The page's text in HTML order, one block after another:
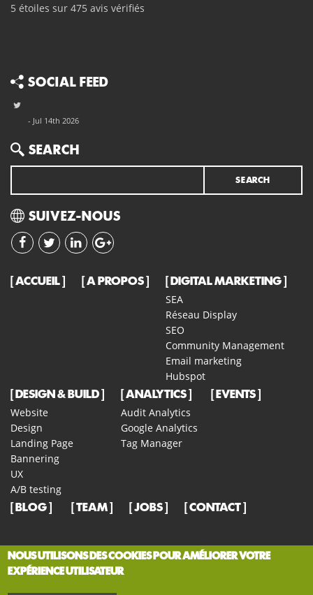
5 étoiles sur 475 avis vérifiés
SOCIAL FEED
- Jul 14th 2026
SEARCH
Search
SUIVEZ-NOUS
ACCUEIL A PROPOS DIGITAL MARKETING
SEA
Réseau Display
SEO
Community Management
Email marketing
Hubspot
DESIGN & BUILD
Website
Design
Landing Page
Bannering
UX
A/B testing
ANALYTICS
Audit Analytics
Google Analytics
Tag Manager
EVENTS
BLOG TEAM JOBS CONTACT
NOUS UTILISONS DES COOKIES POUR AMÉLIORER VOTRE
EXPÉRIENCE UTILISATEUR